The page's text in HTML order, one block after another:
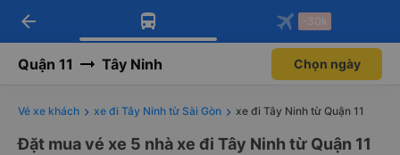
Tải app Vexere ngay!
Nhận ưu đãi thành viên độc
Mở app
Tải app Vexere
-30k/ghế khi đặt vé máy bay qua
Mở app
arrow_back -30k
Quận 11 Tây Ninh Chọn ngày
Vé xe khách xe đi Tây Ninh từ Sài Gòn xe đi Tây Ninh từ Quận 11
Đặt mua vé xe 5 nhà xe đi Tây Ninh từ Quận 11